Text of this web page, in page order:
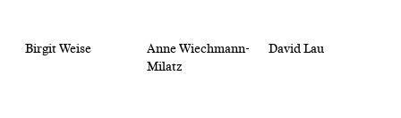
Birgit Weise
Anne Wiechmann-
Milatz
David Lau